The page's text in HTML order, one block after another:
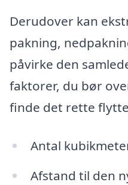
Derudover kan
pakning,
påvirke den
faktorer, du bør
finde det rette
Antal
Afstand til den